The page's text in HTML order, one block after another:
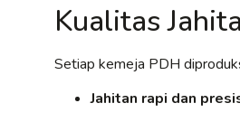
Kualitas
Setiap kemeja PDH
Jahitan rapi dan